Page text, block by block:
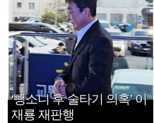
‘뺑소니 후 술타기 의혹’ 이
재룡 재판행